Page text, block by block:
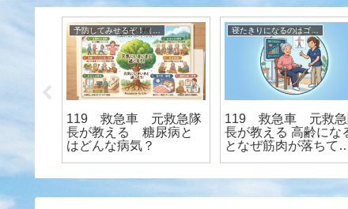
介護保険だけで大丈夫？
護認定までの道のり
介護保険だけで大丈夫？
公的介護保険だけで大
丈夫？【その３：解決
119
長が
を持